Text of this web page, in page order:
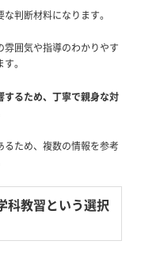
判断材料になります。
囲気や指導のわかりやす
。
るため、丁寧で親身な対
ため、複数の情報を参考
科教習という選択